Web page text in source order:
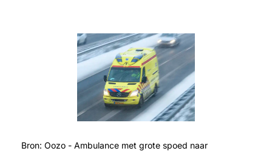
Bron: Oozo - Ambulance met grote spoed naar